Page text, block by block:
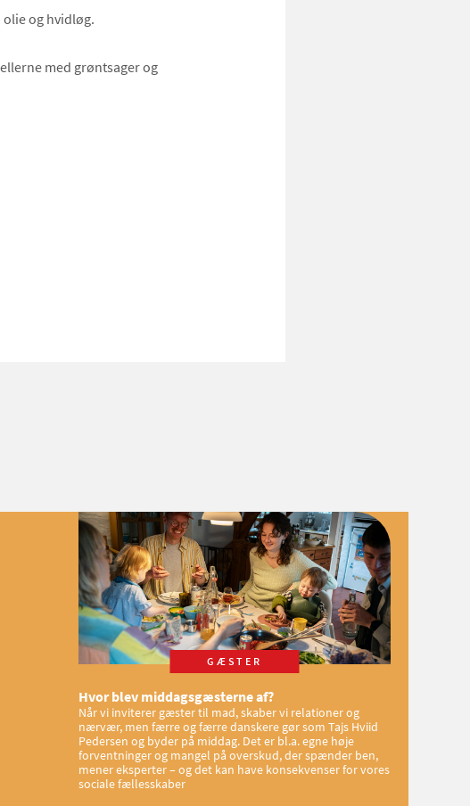
og hvidløg.
med grøntsager og
GÆSTER
Hvor blev middagsgæsterne af?
Når vi inviterer gæster til mad, skaber vi relationer og
nærvær, men færre og færre danskere gør som Tajs Hviid
Pedersen og byder på middag. Det er bl.a. egne høje
forventninger og mangel på overskud, der spænder ben,
mener eksperter – og det kan have konsekvenser for vores
sociale fællesskaber